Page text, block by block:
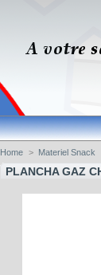
Home > Materiel Snack
PLANCHA GAZ